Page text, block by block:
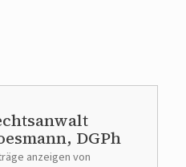
DGPh
anzeigen von